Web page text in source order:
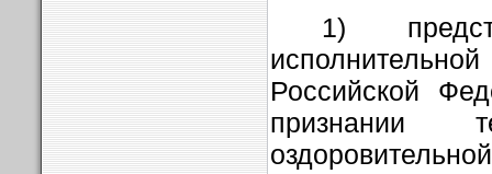
1)
Российской
признании